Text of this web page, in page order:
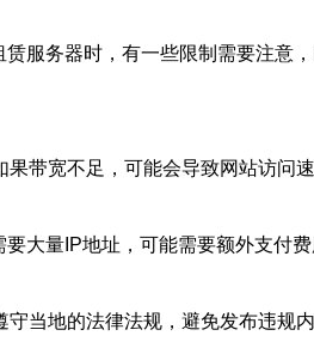
服务器时，有一些限制需要注意，
带宽不足，可能会导致网站访问速
大量IP地址，可能需要额外支付费
当地的法律法规，避免发布违规内